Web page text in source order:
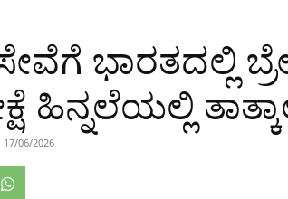
ಭಾರತದಲ್ಲಿ
ಹಿನ್ನಲೆಯಲ್ಲಿ
17/06/2026